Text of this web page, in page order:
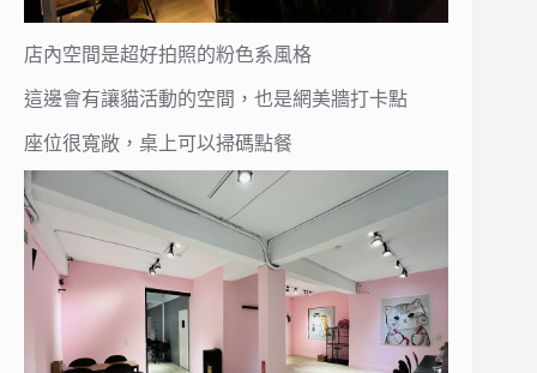
店內空間是超好拍照的粉色系風格
這邊會有讓貓活動的空間，也是網美牆打卡點
座位很寬敞，桌上可以掃碼點餐